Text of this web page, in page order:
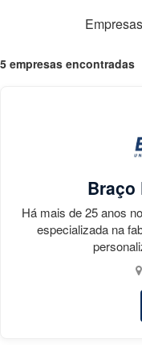
5 empresas encontradas
Braço
Há mais de 25 anos
especializada na